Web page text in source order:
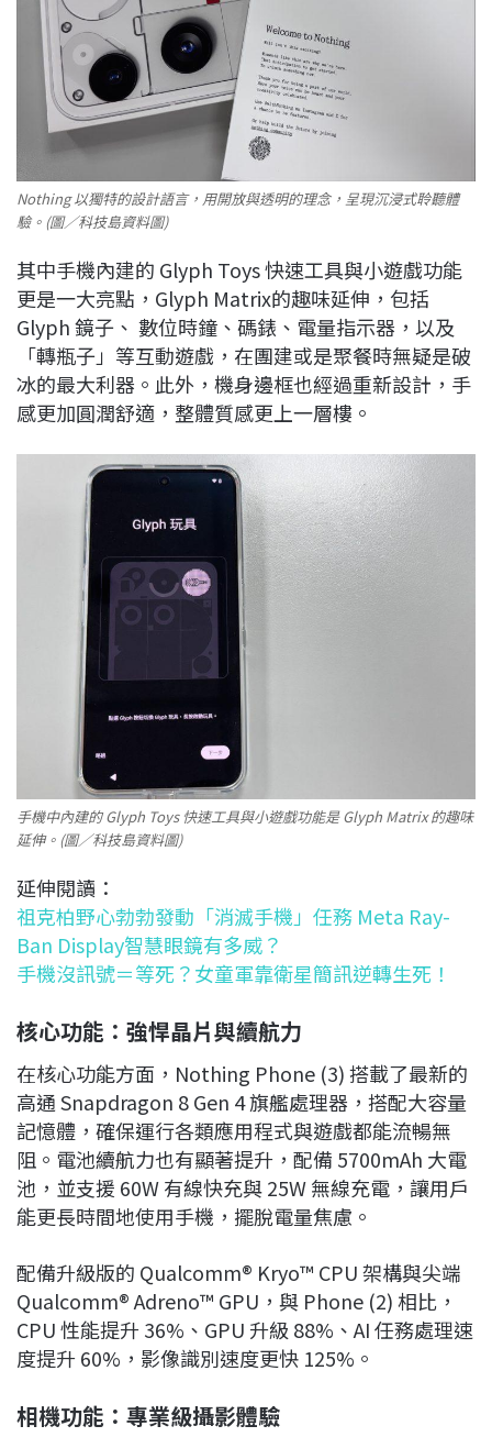
Nothing 以獨特的設計語言，用開放與透明的理念，呈現沉浸式聆聽體
驗。(圖／科技島資料圖)
其中手機內建的 Glyph Toys 快速⼯具與⼩遊戲功能
更是一大亮點，Glyph Matrix的趣味延伸，包括
Glyph 鏡⼦、 數位時鐘、碼錶、電量指⽰器，以及
「轉瓶⼦」等互動遊戲，在團建或是聚餐時無疑是破
冰的最大利器。此外，機身邊框也經過重新設計，手
感更加圓潤舒適，整體質感更上一層樓。
手機中內建的 Glyph Toys 快速工具與小遊戲功能是 Glyph Matrix 的趣味
延伸。(圖／科技島資料圖)
延伸閱讀：
祖克柏野心勃勃發動「消滅手機」任務 Meta Ray-
Ban Display智慧眼鏡有多威？
手機沒訊號＝等死？女童軍靠衛星簡訊逆轉生死！
核心功能：強悍晶片與續航力
在核心功能方面，Nothing Phone (3) 搭載了最新的
高通 Snapdragon 8 Gen 4 旗艦處理器，搭配大容量
記憶體，確保運行各類應用程式與遊戲都能流暢無
阻。電池續航力也有顯著提升，配備 5700mAh 大電
池，並支援 60W 有線快充與 25W 無線充電，讓用戶
能更長時間地使用手機，擺脫電量焦慮。
配備升級版的 Qualcomm® Kryo™ CPU 架構與尖端
Qualcomm® Adreno™ GPU，與 Phone (2) 相比，
CPU 性能提升 36%、GPU 升級 88%、AI 任務處理速
度提升 60%，影像識別速度更快 125%。
相機功能：專業級攝影體驗